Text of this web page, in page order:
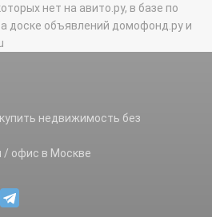
нет на авито.ру, в базе по
доске объявлений домофонд.ру и
недвижимость без
/ офис в Москве